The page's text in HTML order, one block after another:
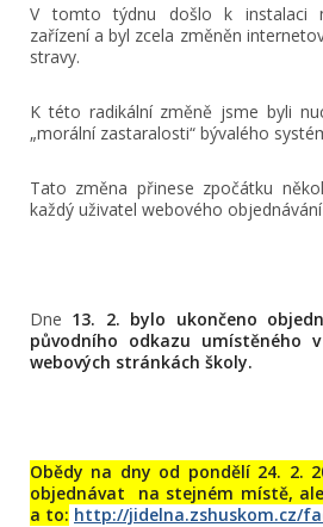
V tomto týdnu došlo k instalaci
zařízení a byl zcela změněn
stravy.
K této radikální změně jsme byli
„morální zastaralosti“ bývalého
Tato změna přinese zpočátku
každý uživatel webového
Dne 13. 2. bylo ukončeno
původního odkazu umístěného
webových stránkách školy.
Obědy na dny od pondělí 24. 2.
objednávat na stejném místě,
a to: http://jidelna.zshuskom.cz/